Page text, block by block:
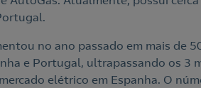
no ano passado em mais de
e Portugal, ultrapassando os 3
elétrico em Espanha. O